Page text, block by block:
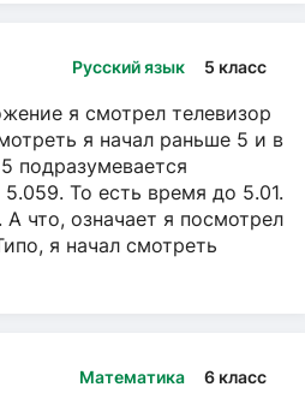
Русский язык 5 класс
я смотрел телевизор
я начал раньше 5 и в
подразумевается
То есть время до 5.01.
что, означает я посмотрел
я начал смотреть
Математика 6 класс